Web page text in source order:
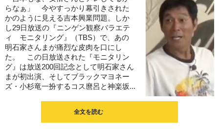
らなぁ」 今やすっかり幕引きされた
かのように見える吉本興業問題。しか
し29日放送の『ニンゲン観察バラエテ
ィ モニタリング』（TBS）で、あの
明石家さんまが痛烈な皮肉を口にし
た。 この日放送された『モニタリン
グ』は放送200回記念として明石家さん
まが初出演、そしてブラックマヨネー
ズ・小杉竜一扮するコス麿呂と神楽坂...
全文を読む